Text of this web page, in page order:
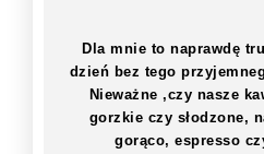
Dla mnie to naprawdę
dzień bez tego
Nieważne ,czy nasze
gorzkie czy słodzone,
gorąco, espresso